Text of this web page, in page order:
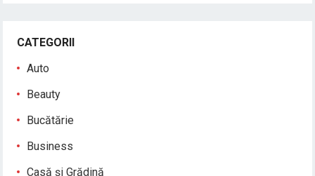
CATEGORII
Auto
Beauty
Bucătărie
Business
Casă și Grădină